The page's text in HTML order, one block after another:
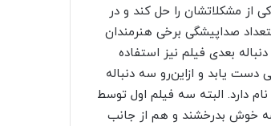
از مشکلاتشان را حل کند و در
صداپیشگی برخی هنرمندان
بعدی فیلم نیز استفاده
دست یابد و ازاین‌رو سه دنباله
دارد. البته سه فیلم اول توسط
خوش بدرخشند و هم از جانب